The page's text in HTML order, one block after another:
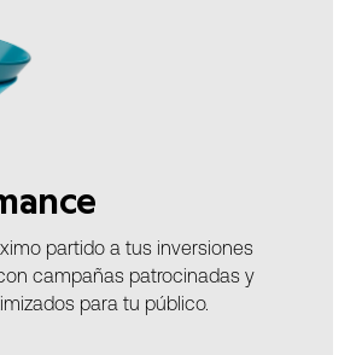
partido a tus inversiones
campañas patrocinadas y
para tu público.